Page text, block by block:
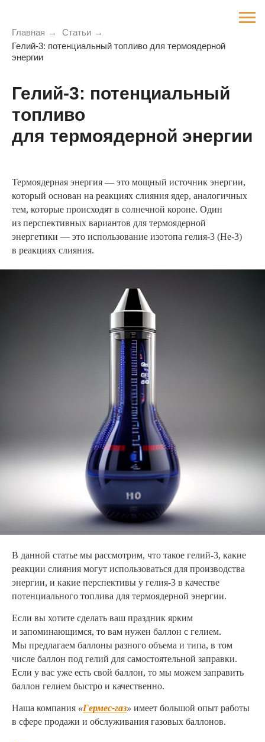
Главная → Статьи →
Гелий-3: потенциальный топливо для термоядерной
энергии
Гелий-3: потенциальный
топливо
для термоядерной энергии
Термоядерная энергия — это мощный источник энергии,
который основан на реакциях слияния ядер, аналогичных
тем, которые происходят в солнечной короне. Один
из перспективных вариантов для термоядерной
энергетики — это использование изотопа гелия-3 (He-3)
в реакциях слияния.
В данной статье мы рассмотрим, что такое гелий-3, какие
реакции слияния могут использоваться для производства
энергии, и какие перспективы у гелия-3 в качестве
потенциального топлива для термоядерной энергии.
Если вы хотите сделать ваш праздник ярким
и запоминающимся, то вам нужен баллон с гелием.
Мы предлагаем баллоны разного объема и типа, в том
числе баллон под гелий для самостоятельной заправки.
Если у вас уже есть свой баллон, то мы можем заправить
баллон гелием быстро и качественно.
Наша компания «Гермес-газ» имеет большой опыт работы
в сфере продажи и обслуживания газовых баллонов.